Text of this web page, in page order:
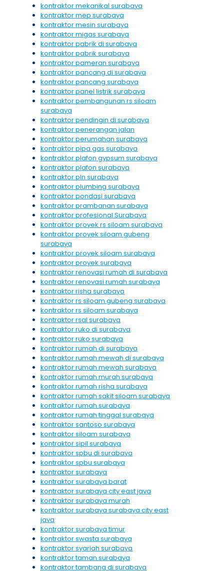
kontraktor mekanikal surabaya
kontraktor mep surabaya
kontraktor mesin surabaya
kontraktor migas surabaya
kontraktor pabrik di surabaya
kontraktor pabrik surabaya
kontraktor pameran surabaya
kontraktor pancang di surabaya
kontraktor pancang surabaya
kontraktor panel listrik surabaya
kontraktor pembangunan rs siloam
surabaya
kontraktor pendingin di surabaya
kontraktor penerangan jalan
kontraktor perumahan surabaya
kontraktor pipa gas surabaya
kontraktor plafon gypsum surabaya
kontraktor plafon surabaya
kontraktor pln surabaya
kontraktor plumbing surabaya
kontraktor pondasi surabaya
kontraktor prambanan surabaya
kontraktor profesional Surabaya
kontraktor proyek rs siloam surabaya
kontraktor proyek siloam gubeng
surabaya
kontraktor proyek siloam surabaya
kontraktor proyek surabaya
kontraktor renovasi rumah di surabaya
kontraktor renovasi rumah surabaya
kontraktor risha surabaya
kontraktor rs siloam gubeng surabaya
kontraktor rs siloam surabaya
kontraktor rsal surabaya
kontraktor ruko di surabaya
kontraktor ruko surabaya
kontraktor rumah di surabaya
kontraktor rumah mewah di surabaya
kontraktor rumah mewah surabaya
kontraktor rumah murah surabaya
kontraktor rumah risha surabaya
kontraktor rumah sakit siloam surabaya
kontraktor rumah surabaya
kontraktor rumah tinggal surabaya
kontraktor santoso surabaya
kontraktor siloam surabaya
kontraktor sipil surabaya
kontraktor spbu di surabaya
kontraktor spbu surabaya
kontraktor surabaya
kontraktor surabaya barat
kontraktor surabaya city east java
kontraktor surabaya murah
kontraktor surabaya surabaya city east
java
kontraktor surabaya timur
kontraktor swasta surabaya
kontraktor syariah surabaya
kontraktor taman surabaya
kontraktor tambang di surabaya